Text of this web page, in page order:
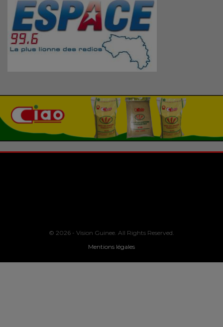
© 2026 - Vision Guinee. All Rights Reserved.
Mentions légales